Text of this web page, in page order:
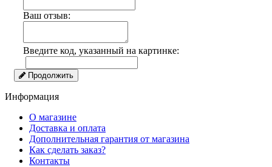
Ваш отзыв:
Введите код, указанный на картинке:
Продолжить
Информация
О магазине
Доставка и оплата
Дополнительная гарантия от магазина
Как сделать заказ?
Контакты